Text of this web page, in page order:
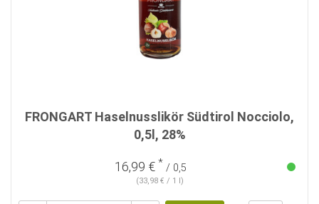
FRONGART Haselnusslikör Südtirol Nocciolo,
0,5l, 28%
16,99 € * / 0,5
(33,98 € / 1 l)